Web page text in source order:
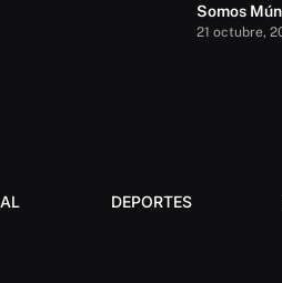
Somos
21 octubre,
DEPORTES